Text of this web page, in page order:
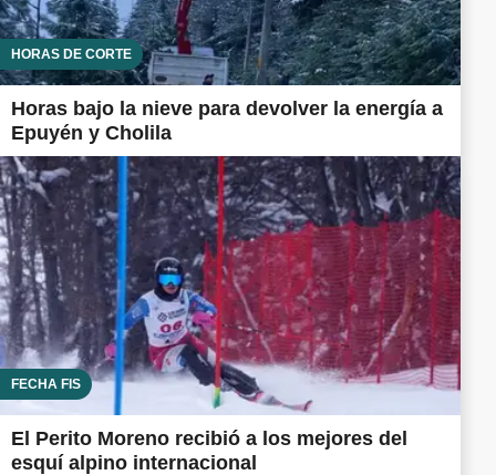
HORAS DE CORTE
Horas bajo la nieve para devolver la energía a
Epuyén y Cholila
FECHA FIS
El Perito Moreno recibió a los mejores del
esquí alpino internacional